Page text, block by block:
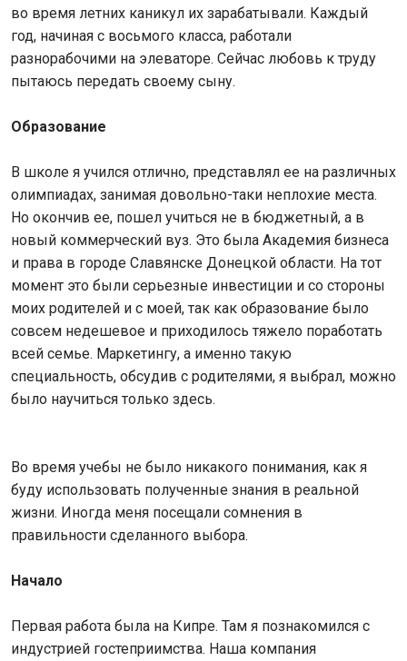
во время летних каникул их зарабатывали. Каждый
год, начиная с восьмого класса, работали
разнорабочими на элеваторе. Сейчас любовь к труду
пытаюсь передать своему сыну.
Образование
В школе я учился отлично, представлял ее на различных
олимпиадах, занимая довольно-таки неплохие места.
Но окончив ее, пошел учиться не в бюджетный, а в
новый коммерческий вуз. Это была Академия бизнеса
и права в городе Славянске Донецкой области. На тот
момент это были серьезные инвестиции и со стороны
моих родителей и с моей, так как образование было
совсем недешевое и приходилось тяжело поработать
всей семье. Маркетингу, а именно такую
специальность, обсудив с родителями, я выбрал, можно
было научиться только здесь.
Во время учебы не было никакого понимания, как я
буду использовать полученные знания в реальной
жизни. Иногда меня посещали сомнения в
правильности сделанного выбора.
Начало
Первая работа была на Кипре. Там я познакомился с
индустрией гостеприимства. Наша компания